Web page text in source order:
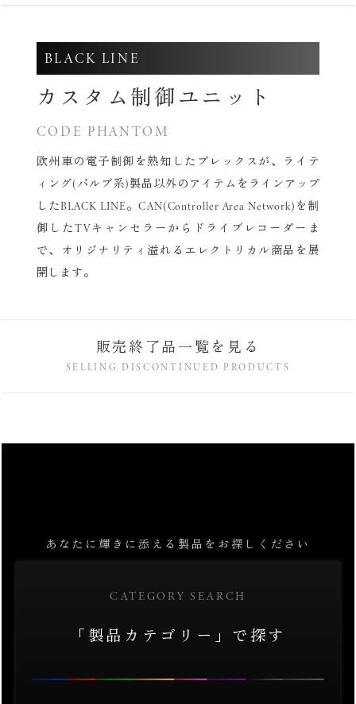
BLACK LINE
カスタム制御ユニット
CODE PHANTOM
欧州車の電子制御を熟知したブレックスが、
ライテ
ィング(バルブ系)製品以外のアイテムをラインアップ
したBLACK LINE。 CAN(Controller Area Network)を制
御したTVキャンセラーからドライブレコーダーま
で、
オリジナリティ溢れるエレクトリカル商品を展
開します。
販売終了品一覧を見る
SELLING DISCONTINUED PRODUCTS
あなたに輝きに添える製品をお探しください
CATEGORY SEARCH
「製品カテゴリー」で探す